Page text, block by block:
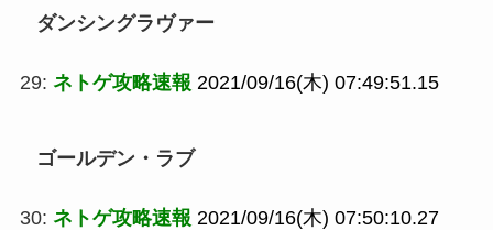
ダンシングラヴァー
29: ネトゲ攻略速報 2021/09/16(木) 07:49:51.15
ゴールデン・ラブ
30: ネトゲ攻略速報 2021/09/16(木) 07:50:10.27